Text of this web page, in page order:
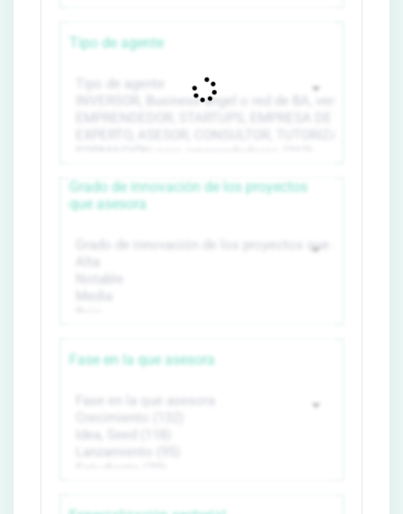
Tipo de agente
Grado de innovación de los proyectos
que asesora
Fase en la que asesora